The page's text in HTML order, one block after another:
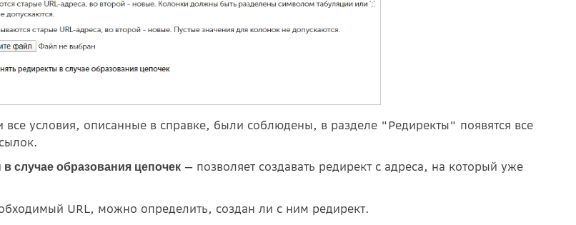
все условия, описанные в справке, были соблюдены, в разделе "Редиректы" появятся все
случае образования цепочек — позволяет создавать редирект с адреса, на который уже
URL, можно определить, создан ли с ним редирект.